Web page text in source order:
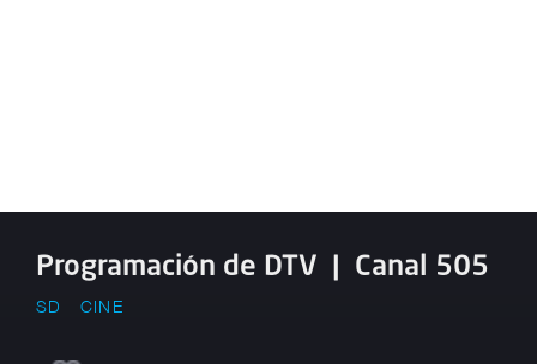
Programación de DTV | Canal 505
SD CINE